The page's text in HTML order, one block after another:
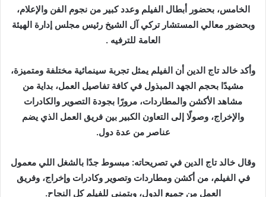
الخامس، بحضور أبطال الفيلم وعدد كبير من نجوم الفن والإعلام،
وبحضور معالي المستشار تركي آل الشيخ رئيس مجلس إدارة الهيئة
العامة للترفيه .
وأكد خالد تاج الدين أن الفيلم يمثل تجربة سينمائية مختلفة ومتميزة،
مشيدًا بحجم الجهد المبذول في كافة تفاصيل العمل، بداية من
مشاهد الأكشن والمطاردات، مرورًا بجودة التصوير والكادرات
والإخراج، وصولًا إلى التعاون الكبير بين فريق العمل الذي يضم
عناصر من عدة دول.
وقال خالد تاج الدين في تصريحاته: مبسوط جدًا بالشغل اللي معمول
في الفيلم، من أكشن ومطاردات وتصوير وكادرات وإخراج، وفريق
العمل من جميع الدول، وبتمنى للفيلم كل النجاح.